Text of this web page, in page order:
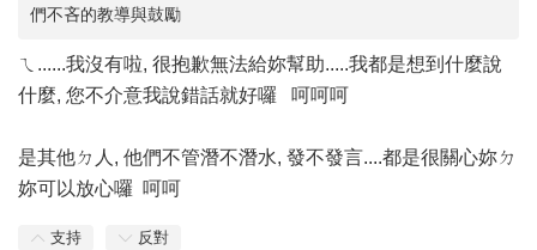
們不吝的教導與鼓勵
ㄟ......我沒有啦, 很抱歉無法給妳幫助.....我都是想到什麼說
什麼, 您不介意我說錯話就好囉 呵呵呵
是其他ㄉ人, 他們不管潛不潛水, 發不發言....都是很關心妳ㄉ
妳可以放心囉 呵呵
支持 反對